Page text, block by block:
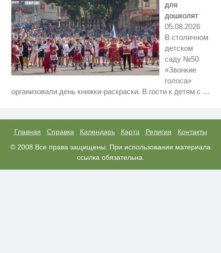
для
дошколят
05.08.2026
В столичном
детском
саду №50
«Звонкие
голоса»
организовали день книжки-раскраски. В гости к детям с …
Главная Справка Календарь Карта Религия
Контакты
© 2008 Все права защищены. При использовании материала
ссылка обязательна.
а смеяться вы будете долго
когда их не видят...
i
Ролик из Омска: вы будете
смеяться долго